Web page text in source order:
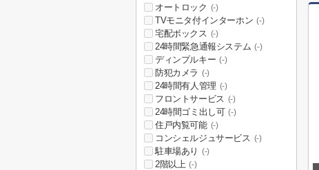
オートロック (-)
TVモニタ付インターホン (-)
宅配ボックス (-)
24時間緊急通報システム (-)
ディンプルキー (-)
防犯カメラ (-)
24時間有人管理 (-)
フロントサービス (-)
24時間ゴミ出し可 (-)
住戸内覧可能 (-)
コンシェルジュサービス (-)
駐車場あり (-)
2階以上 (-)